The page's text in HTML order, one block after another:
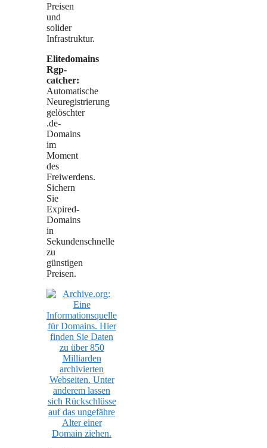
Preisen
und
solider
Infrastruktur.
Elitedomains
Rgp-
catcher:
Automatische
Neuregistrierung
gelöschter
.de-
Domains
im
Moment
des
Freiwerdens.
Sichern
Sie
Expired-
Domains
in
Sekundenschnelle
zu
günstigen
Preisen.